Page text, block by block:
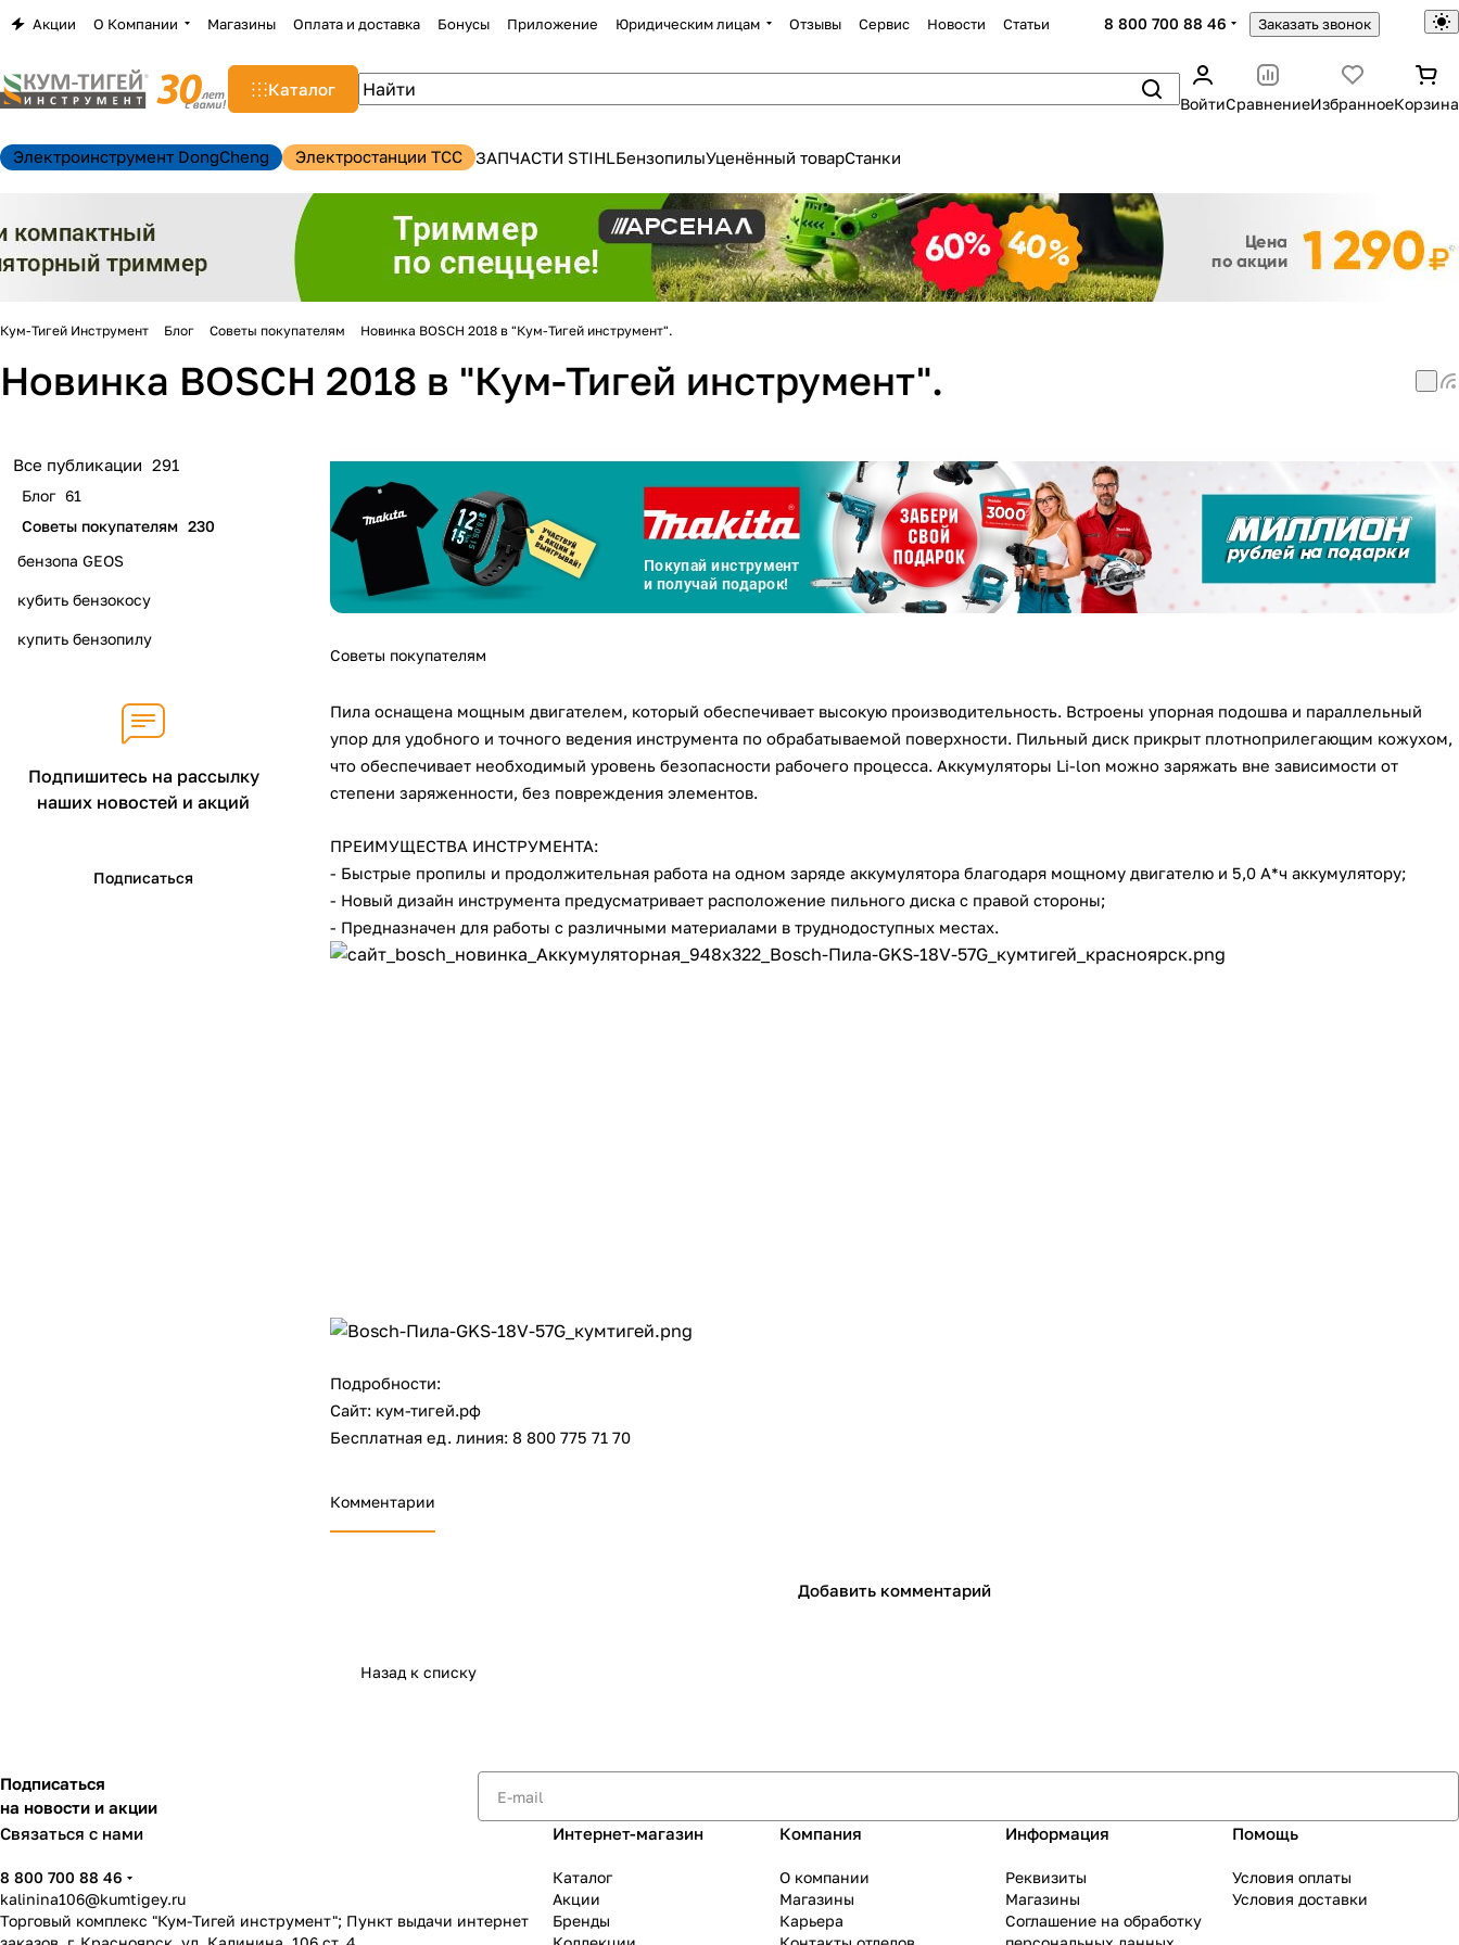
Акции О Компании Магазины Оплата и доставка Бонусы Приложение Юридическим лицам Отзывы Сервис Новости Статьи 8 800 700 88 46 Заказать звонок
Каталог
ВойтиСравнениеИзбранноеКорзина
Электроинструмент DongCheng Электростанции TCC ЗАПЧАСТИ STIHLБензопилыУценённый товарСтанки
Кум-Тигей Инструмент Блог Советы покупателям Новинка BOSCH 2018 в "Кум-Тигей инструмент".
Новинка BOSCH 2018 в "Кум-Тигей инструмент".
Советы покупателям
Пила оснащена мощным двигателем, который обеспечивает высокую производительность. Встроены упорная подошва и параллельный
упор для удобного и точного ведения инструмента по обрабатываемой поверхности. Пильный диск прикрыт плотноприлегающим кожухом,
что обеспечивает необходимый уровень безопасности рабочего процесса. Аккумуляторы Li-lon можно заряжать вне зависимости от
степени заряженности, без повреждения элементов.
ПРЕИМУЩЕСТВА ИНСТРУМЕНТА:
- Быстрые пропилы и продолжительная работа на одном заряде аккумулятора благодаря мощному двигателю и 5,0 А*ч аккумулятору;
- Новый дизайн инструмента предусматривает расположение пильного диска с правой стороны;
- Предназначен для работы с различными материалами в труднодоступных местах.
Подробности:
Сайт: кум-тигей.рф
Бесплатная ед. линия: 8 800 775 71 70
Комментарии
Добавить комментарий
Назад к списку
Все публикации 291
Блог 61
Советы покупателям 230
бензопа GEOS
кубить бензокосу
купить бензопилу
Подпишитесь на рассылку
наших новостей и акций
Подписаться
Подписаться
на новости и акции
Связаться с нами
8 800 700 88 46
kalinina106@kumtigey.ru
Торговый комплекс "Кум-Тигей инструмент"; Пункт выдачи интернет
Интернет-магазин
Каталог
Акции
Бренды
Компания
О компании
Магазины
Карьера
Информация
Реквизиты
Магазины
Соглашение на обработку
Помощь
Условия оплаты
Условия доставки
Для клиентов всех банков
Разбейте
оплату
на частибез переплат
Сегодня
25 %
Оплачивайте сегодня только
25% картой любого банка
Получайте товар выбранный способом
Оставшиеся75 % будут списываться
раз в 2 недели